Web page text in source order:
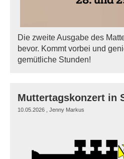
Die zweite Ausgabe des
bevor. Kommt vorbei und
gemütliche Stunden!
Muttertagskonzert in
10.05.2026 , Jenny Markus